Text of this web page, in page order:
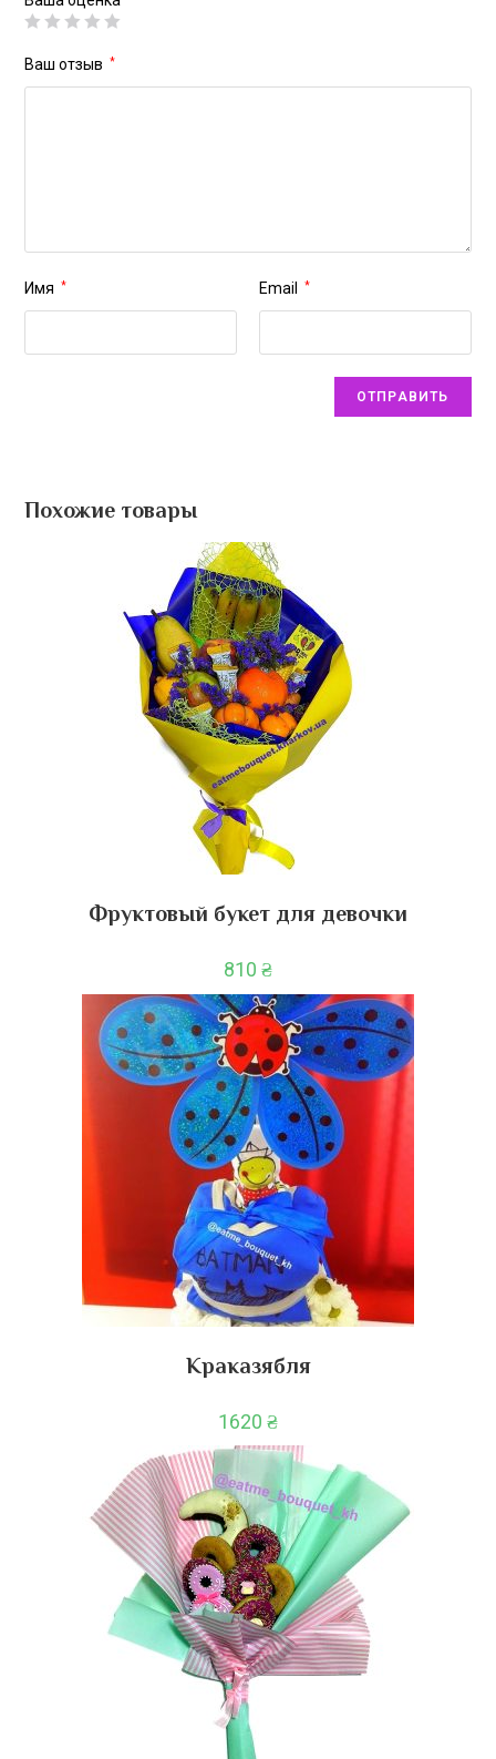
Ваш отзыв *
Имя * Email *
Похожие товары
Фруктовый букет для девочки
810 ₴
Краказябля
1620 ₴